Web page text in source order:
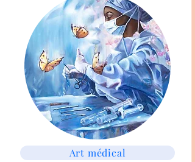
Art médical